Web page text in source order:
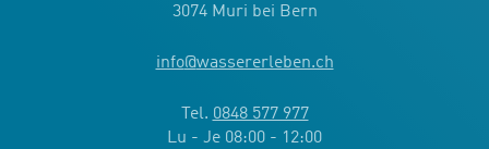
3074 Muri bei Bern
info@wassererleben.ch
Tel. 0848 577 977
Lu - Je 08:00 - 12:00